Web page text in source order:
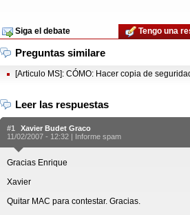
Siga el debate Tengo una
Preguntas similare
[Articulo MS]: CÓMO: Hacer copia de
Leer las respuestas
#1
Xavier Budet Graco
11/02/2007 - 12:32 | Informe spam
Gracias Enrique
Xavier
Quitar MAC para contestar. Gracias.